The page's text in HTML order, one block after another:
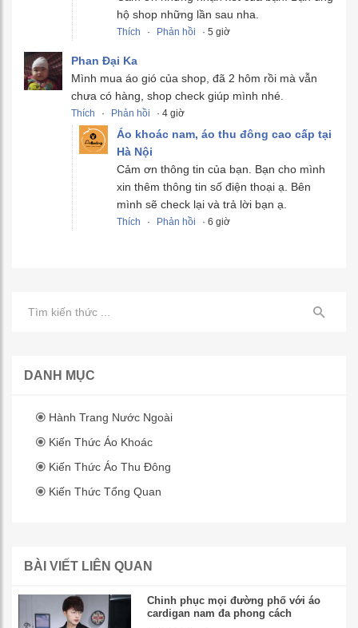
hộ shop những lần sau nha.
Thích · Phản hồi · 5 giờ
Phan Đại Ka
Mình mua áo gió của shop, đã 2 hôm rồi mà vẫn
chưa có hàng, shop check giúp mình nhé.
Thích · Phản hồi · 4 giờ
Áo khoác nam, áo thu đông cao cấp tại
Hà Nội
Cảm ơn thông tin của bạn. Bạn cho mình
xin thêm thông tin số điện thoại ạ. Bên
mình sẽ check lại và trả lời bạn ạ.
Thích · Phản hồi · 6 giờ
DANH MỤC
Hành Trang Nước Ngoài
Kiến Thức Áo Khoác
Kiến Thức Áo Thu Đông
Kiến Thức Tổng Quan
BÀI VIẾT LIÊN QUAN
Chinh phục mọi đường phố với áo
cardigan nam đa phong cách